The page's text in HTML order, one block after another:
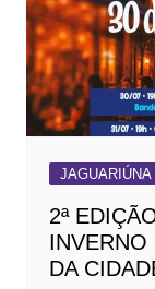
JAGUARIÚNA
2ª
INVERNO
DA